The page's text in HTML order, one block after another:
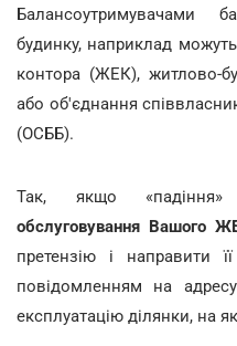
Балансоутримувачами
будинку, наприклад
контора (ЖЕК), житлово-
або об'єднання
(ОСББ).
Так, якщо «падіння»
обслуговування Вашого
претензію і направити
повідомленням на
експлуатацію ділянки, на